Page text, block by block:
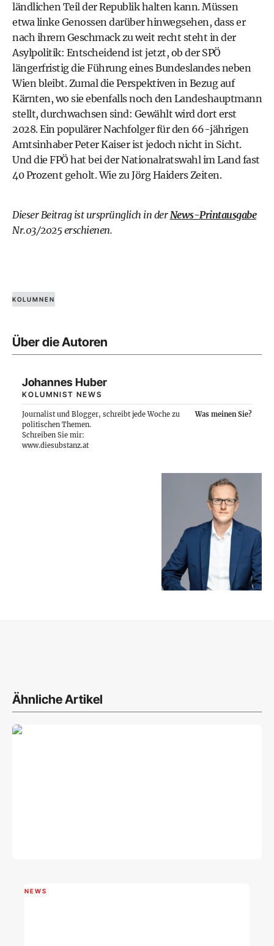
ländlichen Teil der Republik halten kann. Müssen
etwa linke Genossen darüber hinwegsehen, dass er
nach ihrem Geschmack zu weit recht steht in der
Asylpolitik: Entscheidend ist jetzt, ob der SPÖ
längerfristig die Führung eines Bundeslandes neben
Wien bleibt. Zumal die Perspektiven in Bezug auf
Kärnten, wo sie ebenfalls noch den Landeshauptmann
stellt, durchwachsen sind: Gewählt wird dort erst
2028. Ein populärer Nachfolger für den 66-jährigen
Amtsinhaber Peter Kaiser ist jedoch nicht in Sicht.
Und die FPÖ hat bei der Nationalratswahl im Land fast
40 Prozent geholt. Wie zu Jörg Haiders Zeiten.
Dieser Beitrag ist ursprünglich in derNews-Printausgabe
Nr.03/2025 erschienen.
KOLUMNEN
Über die Autoren
Johannes Huber
KOLUMNIST NEWS
Journalist und Blogger, schreibt jede Woche zu
politischen Themen.
Was meinen Sie?
Schreiben Sie mir:
www.diesubstanz.at
Ähnliche Artikel
NEWS